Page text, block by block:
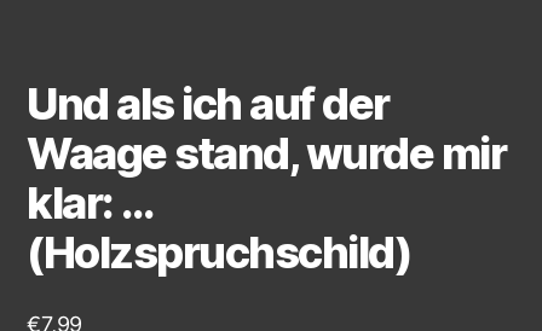
Und als ich auf der
Waage stand, wurde mir
klar: …
(Holzspruchschild)
€7,99